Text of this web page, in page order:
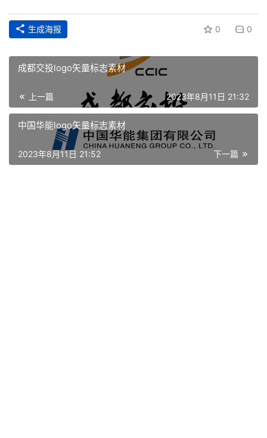
首
生成海报 0 0
成都交投logo矢量标志素材
上一篇 2023年8月11日 21:32
中国华能logo矢量标志素材
下一篇
2023年8月11日 21:52